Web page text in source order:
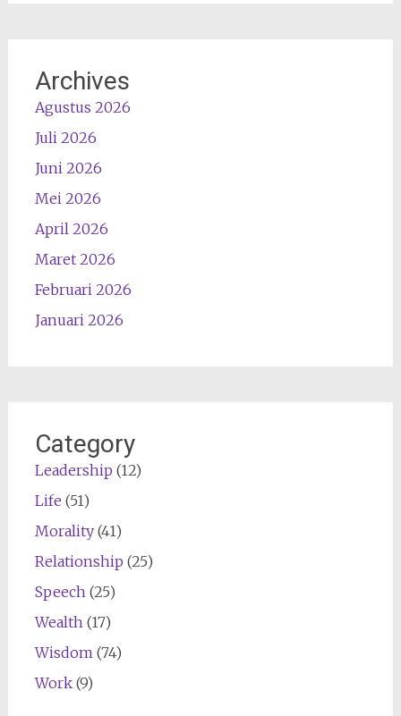
Archives
Agustus 2026
Juli 2026
Juni 2026
Mei 2026
April 2026
Maret 2026
Februari 2026
Januari 2026
Category
Leadership (12)
Life (51)
Morality(41)
Relationship (25)
Speech(25)
Wealth(17)
Wisdom(74)
Work(9)